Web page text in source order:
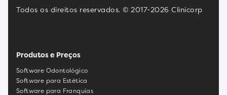
Todos os direitos reservados. © 2017-2026 Clinicorp
Produtos e Preços
Software Odontológico
Software para Estética
Software para Franquias